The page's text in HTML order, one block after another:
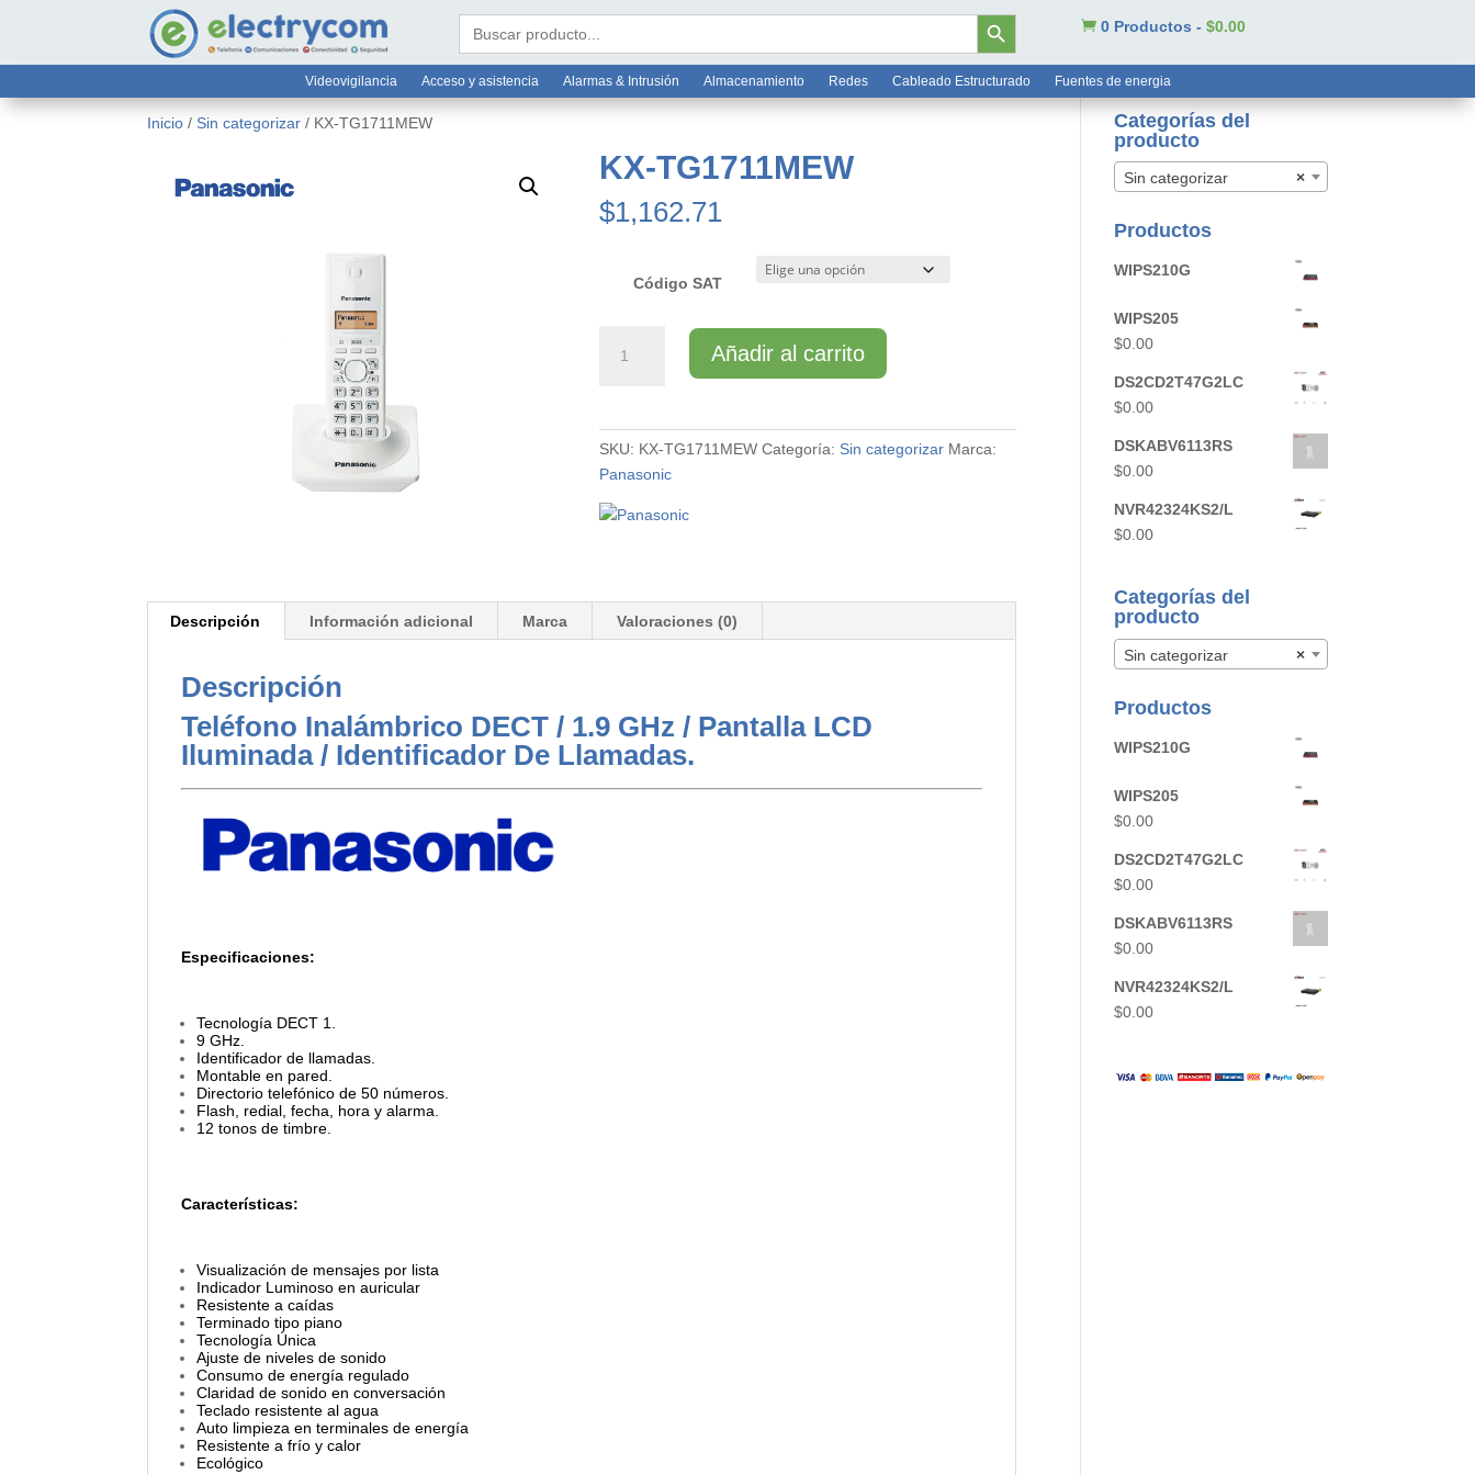
 online@electrycom.mx 33 3826 7812
Buscar: Botón de búsqueda
 0 Productos - $0.00
Videovigilancia Acceso y asistencia Alarmas & Intrusión Almacenamiento Redes Cableado Estructurado Fuentes de energia
Inicio / Sin categorizar / KX-TG1711MEW
KX-TG1711MEW
$1,162.71
Código SAT
TG1711MEW
Añadir al carrito
SKU: KX-TG1711MEW Categoría: Sin categorizar Marca:
Panasonic
Descripción Información adicional Marca Valoraciones (0)
Descripción
Teléfono Inalámbrico DECT / 1.9 GHz / Pantalla LCD
Iluminada / Identificador De Llamadas.
Especificaciones:
Tecnología DECT 1.
9 GHz.
Identificador de llamadas.
Montable en pared.
Directorio telefónico de 50 números.
Flash, redial, fecha, hora y alarma.
12 tonos de timbre.
Características:
Visualización de mensajes por lista
Indicador Luminoso en auricular
Resistente a caídas
Terminado tipo piano
Tecnología Única
Ajuste de niveles de sonido
Consumo de energía regulado
Claridad de sonido en conversación
Teclado resistente al agua
Auto limpieza en terminales de energía
Resistente a frío y calor
Ecológico
Categorías del
producto
×
Sin categorizar
Productos
WIPS210G
WIPS205
$0.00
DS2CD2T47G2LC
$0.00
DSKABV6113RS
$0.00
NVR42324KS2/L
$0.00
Categorías del
producto
×
Sin categorizar
Productos
WIPS210G
WIPS205
$0.00
DS2CD2T47G2LC
$0.00
DSKABV6113RS
$0.00
NVR42324KS2/L
$0.00